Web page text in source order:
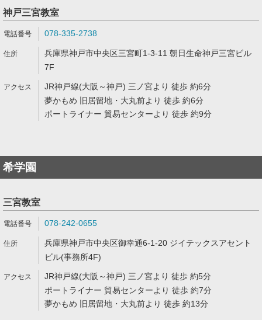
神戸三宮教室
078-335-2738
兵庫県神戸市中央区三宮町1-3-11 朝日生命神戸三宮ビル
7F
JR神戸線(大阪～神戸) 三ノ宮より 徒歩 約6分
夢かもめ 旧居留地・大丸前より 徒歩 約6分
ポートライナー 貿易センターより 徒歩 約9分
希学園
三宮教室
078-242-0655
兵庫県神戸市中央区御幸通6-1-20 ジイテックスアセント
ビル(事務所4F)
JR神戸線(大阪～神戸) 三ノ宮より 徒歩 約5分
ポートライナー 貿易センターより 徒歩 約7分
夢かもめ 旧居留地・大丸前より 徒歩 約13分